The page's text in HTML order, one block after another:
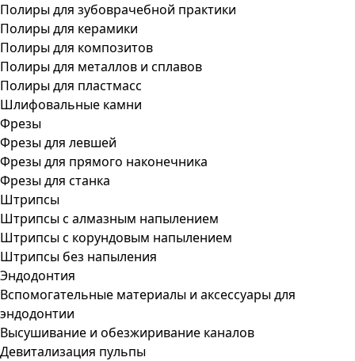
Полиры для зубоврачебной практики
Полиры для керамики
Полиры для композитов
Полиры для металлов и сплавов
Полиры для пластмасс
Шлифовальные камни
Фрезы
Фрезы для левшей
Фрезы для прямого наконечника
Фрезы для станка
Штрипсы
Штрипсы c алмазным напылением
Штрипсы c корундовым напылением
Штрипсы без напыления
Эндодонтия
Вспомогательные материалы и аксессуары для
эндодонтии
Высушивание и обезжиривание каналов
Девитализация пульпы